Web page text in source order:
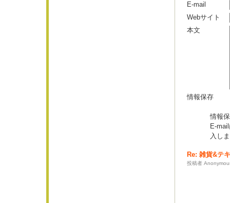
E-mail
Webサイト
本文
情報保存
情報
E-
入し
Re: 雑貨&テ
投稿者